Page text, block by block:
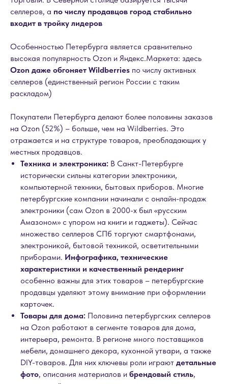
селлеров, а по числу продавцов город стабильно
входит в тройку лидеров
Особенностью Петербурга является сравнительно
высокая популярность Ozon и Яндекс.Маркета: здесь
Ozon даже обгоняет Wildberries по числу активных
селлеров (единственный регион России с таким
раскладом)
Покупатели Петербурга делают более половины заказов
на Ozon (52%) – больше, чем на Wildberries. Это
отражается и на структуре товаров, преобладающих у
местных продавцов.
Техника и электроника: В Санкт-Петербурге
исторически сильны категории электроники,
компьютерной техники, бытовых приборов. Многие
петербургские компании начинали с онлайн-продаж
электроники (сам Ozon в 2000-х был «русским
Амазоном» с упором на книги и гаджеты). Сейчас
множество селлеров СПб торгуют смартфонами,
электроникой, бытовой техникой, осветительными
приборами. Инфографика, технические
характеристики и качественный рендеринг
особенно важны для этих товаров – петербургские
продавцы уделяют этому внимание при оформлении
карточек.
Товары для дома: Половина петербургских селлеров
на Ozon работают в сегменте товаров для дома,
интерьера, ремонта. В регионе много поставщиков
мебели, домашнего декора, кухонной утвари, а также
DIY-товаров. Для них ключевы роли играют детальные
фото, описания материалов и брендовый стиль,